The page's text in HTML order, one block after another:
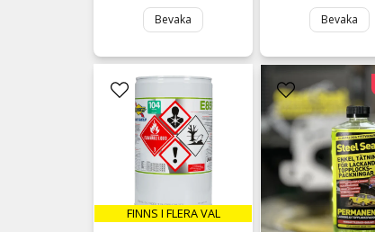
Bevaka Bevaka
FINNS I FLERA VAL